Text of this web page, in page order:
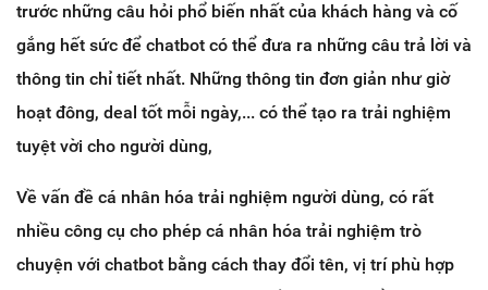
trước những câu hỏi phổ biến nhất của khách hàng và cố
gắng hết sức để chatbot có thể đưa ra những câu trả lời và
thông tin chỉ tiết nhất. Những thông tin đơn giản như giờ
hoạt đông, deal tốt mỗi ngày,... có thể tạo ra trải nghiệm
tuyệt vời cho người dùng,
Về vấn đề cá nhân hóa trải nghiệm người dùng, có rất
nhiều công cụ cho phép cá nhân hóa trải nghiệm trò
chuyện với chatbot bằng cách thay đổi tên, vị trí phù hợp